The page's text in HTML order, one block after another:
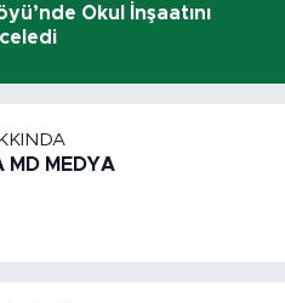
Okul İnşaatını
MD MEDYA